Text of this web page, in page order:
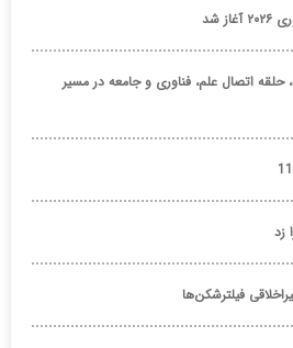
شد
اتصال علم، فناوری و جامعه در مسیر
زد
فیلترشکن‌ها